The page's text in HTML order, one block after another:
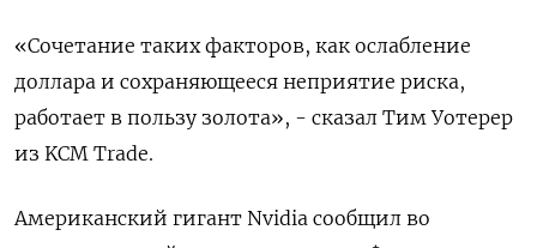
«Сочетание таких факторов, как ослабление
доллара и сохраняющееся неприятие риска,
работает в пользу золота», - сказал Тим Уотерер
из KCM Trade.
Американский гигант Nvidia сообщил во